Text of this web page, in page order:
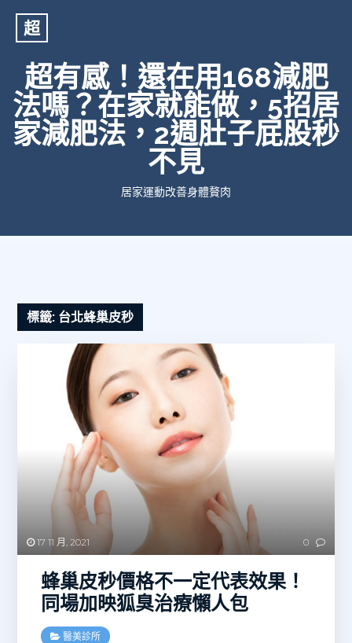
超
超有感！還在用168減肥
法嗎？在家就能做，5招居
家減肥法，2週肚子屁股秒
不見
居家運動改善身體贅肉
標籤: 台北蜂巢皮秒
17 11 月, 2021 0
蜂巢皮秒價格不一定代表效果！
同場加映狐臭治療懶人包
醫美診所